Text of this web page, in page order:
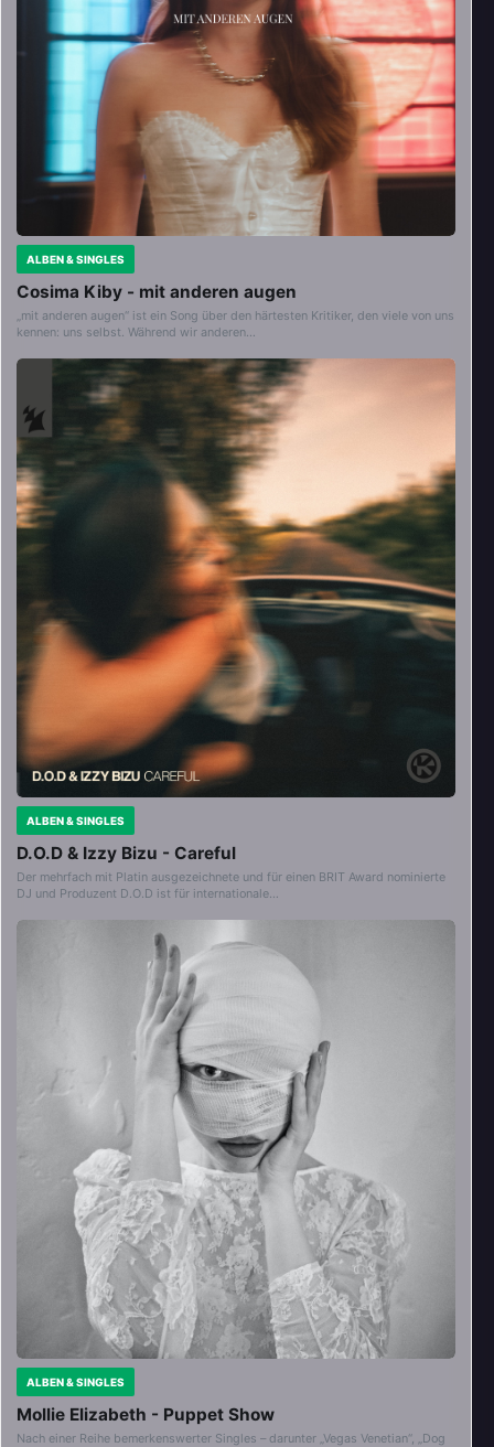
ALBEN & SINGLES
Cosima Kiby - mit anderen augen
„mit anderen augen“ ist ein Song über den härtesten Kritiker, den viele von uns
kennen: uns selbst. Während wir anderen…
ALBEN & SINGLES
D.O.D & Izzy Bizu - Careful
Der mehrfach mit Platin ausgezeichnete und für einen BRIT Award nominierte
DJ und Produzent D.O.D ist für internationale…
ALBEN & SINGLES
Mollie Elizabeth - Puppet Show
Nach einer Reihe bemerkenswerter Singles – darunter „Vegas Venetian“, „Dog